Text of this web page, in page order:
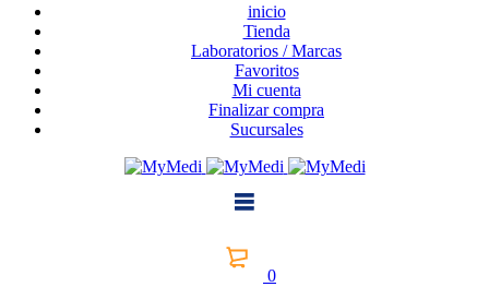
inicio
Tienda
Laboratorios / Marcas
Favoritos
Mi cuenta
Finalizar compra
Sucursales
0